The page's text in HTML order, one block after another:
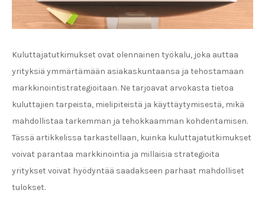
Kuluttajatutkimukset ovat olennainen työkalu, joka auttaa
yrityksiä ymmärtämään asiakaskuntaansa ja tehostamaan
markkinointistrategioitaan. Ne tarjoavat arvokasta tietoa
kuluttajien tarpeista, mielipiteistä ja käyttäytymisestä, mikä
mahdollistaa tarkemman ja tehokkaamman kohdentamisen.
Tässä artikkelissa tarkastellaan, kuinka kuluttajatutkimukset
voivat parantaa markkinointia ja millaisia strategioita
yritykset voivat hyödyntää saadakseen parhaat mahdolliset
tulokset.